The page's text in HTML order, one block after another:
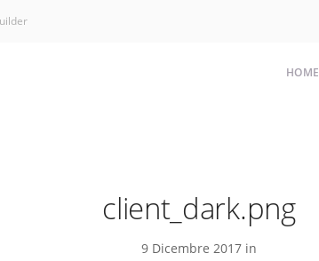
HOME
client_dark.png
9 Dicembre 2017 in